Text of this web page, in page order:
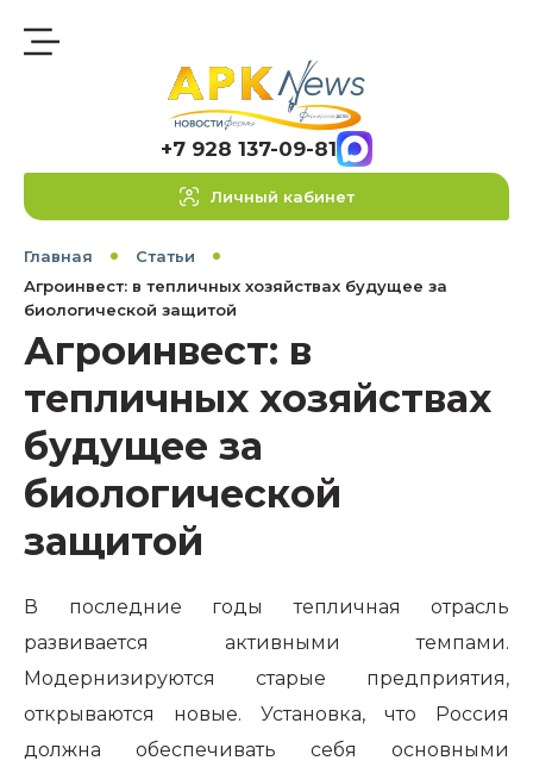
+7 928 137-09-81
Личный кабинет
Главная
Статьи
Агроинвест: в тепличных хозяйствах будущее за
биологической защитой
Агроинвест: в
тепличных хозяйствах
будущее за
биологической
защитой
В последние годы тепличная отрасль
развивается активными темпами.
Модернизируются старые предприятия,
открываются новые. Установка, что Россия
должна обеспечивать себя основными